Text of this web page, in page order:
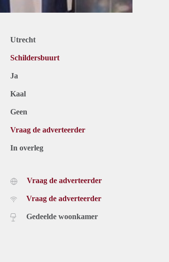
Utrecht
Schildersbuurt
Ja
Kaal
Geen
Vraag de adverteerder
In overleg
Vraag de adverteerder
Vraag de adverteerder
Gedeelde woonkamer